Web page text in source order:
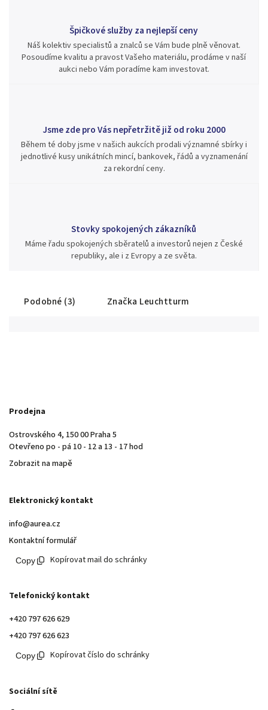
Špičkové služby za nejlepší ceny
Náš kolektiv specialistů a znalců se Vám bude plně věnovat.
Posoudíme kvalitu a pravost Vašeho materiálu, prodáme v naší
aukci nebo Vám poradíme kam investovat.
Jsme zde pro Vás nepřetržitě již od roku 2000
Během té doby jsme v našich aukcích prodali významné sbírky i
jednotlivé kusy unikátních mincí, bankovek, řádů a vyznamenání
za rekordní ceny.
Stovky spokojených zákazníků
Máme řadu spokojených sběratelů a investorů nejen z České
republiky, ale i z Evropy a ze světa.
Podobné (3) Značka Leuchtturm
Prodejna
Ostrovského 4, 150 00 Praha 5
Otevřeno po - pá 10 - 12 a 13 - 17 hod
Zobrazit na mapě
Elektronický kontakt
info@aurea.cz
Kontaktní formulář
Kopírovat mail do schránky
Telefonický kontakt
+420 797 626 629
+420 797 626 623
Kopírovat číslo do schránky
Sociální sítě